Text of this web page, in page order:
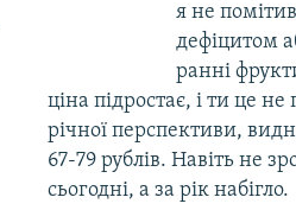
я не
дефіцитом
ранні
ціна підростає, і ти це
річної перспективи,
67-79 рублів. Навіть не
сьогодні, а за рік набігло.